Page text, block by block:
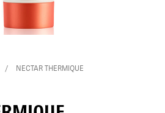
NECTAR THERMIQUE